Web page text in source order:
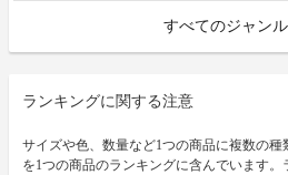
すべてのジャン
ランキングに関する注意
サイズや色、数量など1つの商品に複数の
を1つの商品のランキングに含んでいます。